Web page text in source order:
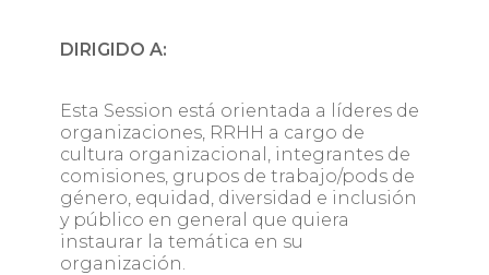
DIRIGIDO A​:
Esta Session está orientada a líderes de
organizaciones, RRHH a cargo de
cultura organizacional, integrantes de
comisiones, grupos de trabajo/pods de
género, equidad, diversidad e inclusión
y público en general que quiera
instaurar la temática en su
organización.